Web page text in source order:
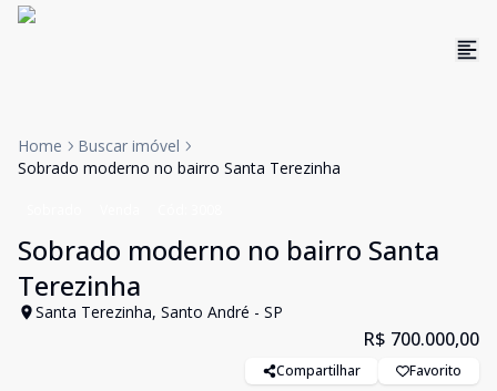
Home
Buscar imóvel
Sobrado moderno no bairro Santa Terezinha
Sobrado moderno no bairro Santa
Terezinha
Santa Terezinha, Santo André - SP
R$ 700.000,00
Compartilhar Favorito